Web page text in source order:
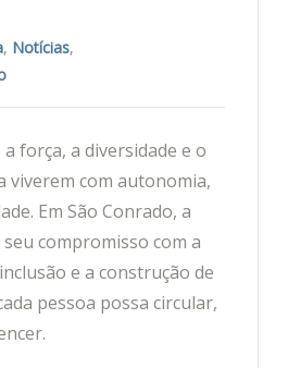
, Notícias,
força, a diversidade e o
viverem com autonomia,
Em São Conrado, a
compromisso com a
e a construção de
pessoa possa circular,